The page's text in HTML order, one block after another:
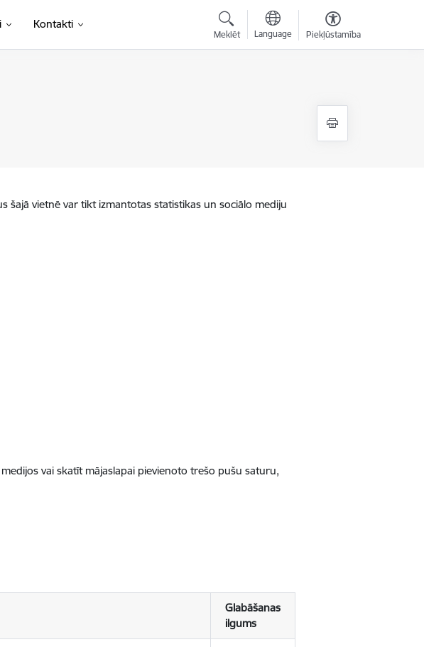
Kontakti
Meklēt Language Piekļūstamība
šajā vietnē var tikt izmantotas statistikas un sociālo mediju
vai skatīt mājaslapai pievienoto trešo pušu saturu,
Glabāšanas
ilgums